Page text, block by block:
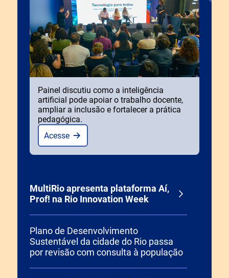
MultiRio apresenta plataforma Aí,
Prof! na Rio Innovation Week
Plano de Desenvolvimento
Sustentável da cidade do Rio passa
por revisão com consulta à população
Painel discutiu como a inteligência
artificial pode apoiar o trabalho docente,
ampliar a inclusão e fortalecer a prática
pedagógica.
Acesse